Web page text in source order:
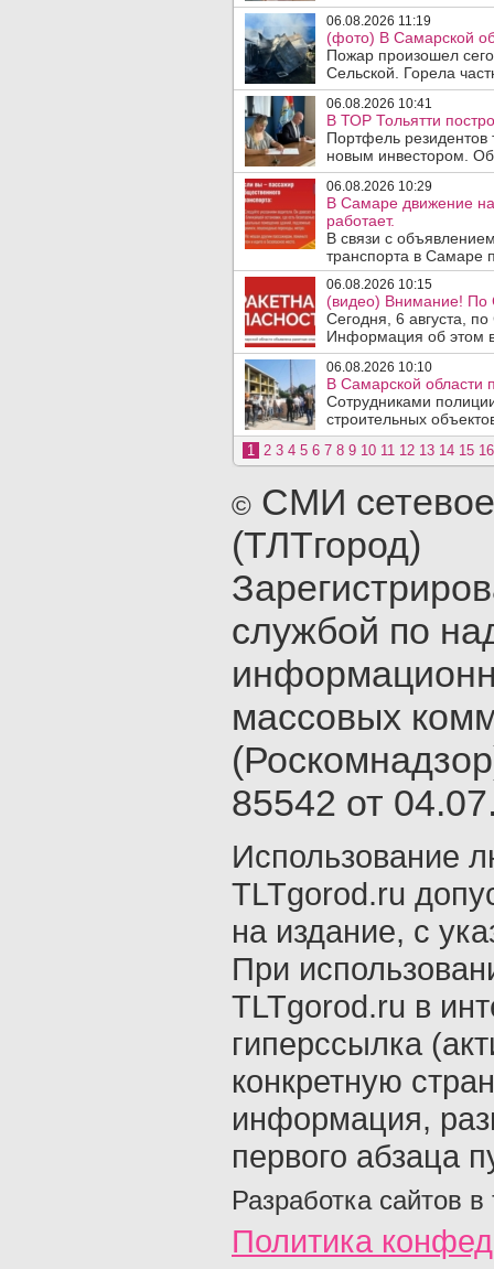
06.08.2026 11:19
(фото) В Самарской
Пожар произошел
Сельской. Горела
06.08.2026 10:41
В ТОР Тольятти
Портфель резидентов
новым инвестором.
06.08.2026 10:29
В Самаре движение
работает.
В связи с
транспорта в Самаре
06.08.2026 10:15
(видео) Внимание! По
Сегодня, 6 августа,
Информация об этом
06.08.2026 10:10
В Самарской области
Сотрудниками
строительных
1 2 3 4 5 6 7 8 9 10 11 12 13 14 15 16
© СМИ
(ТЛТгород)
службой по
массовых
85542 от
Использование
TLTgorod.ru
на издание, с
При
TLTgorod.ru в
гиперссылка
конкретную
информация,
первого абзаца
Разработка сайтов в
Политика